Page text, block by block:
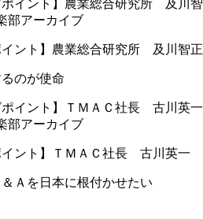
部アーカイブ
イント】農業総合研究所 及川智正
のが使命
部アーカイブ
イント】ＴＭＡＣ社長 古川英一
Ａを日本に根付かせたい